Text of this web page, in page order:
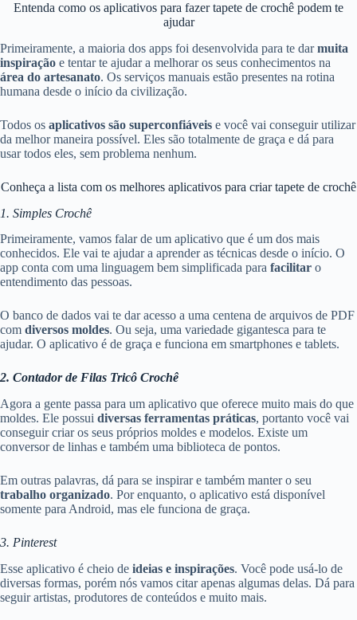
Entenda como os aplicativos para fazer tapete de crochê podem te
ajudar
Primeiramente, a maioria dos apps foi desenvolvida para te darmuita
inspiração e tentar te ajudar a melhorar os seus conhecimentos na
área do artesanato. Os serviços manuais estão presentes na rotina
humana desde o início da civilização.
Todos os aplicativos são superconfiáveis e você vai conseguir utilizar
da melhor maneira possível. Eles são totalmente de graça e dá para
usar todos eles, sem problema nenhum.
Conheça a lista com os melhores aplicativos para criar tapete de crochê
1. Simples Crochê
Primeiramente, vamos falar de um aplicativo que é um dos mais
conhecidos. Ele vai te ajudar a aprender as técnicas desde o início. O
app conta com uma linguagem bem simplificada para facilitar o
entendimento das pessoas.
O banco de dados vai te dar acesso a uma centena de arquivos de PDF
com diversos moldes. Ou seja, uma variedade gigantesca para te
ajudar. O aplicativo é de graça e funciona em smartphones e tablets.
2. Contador de Filas Tricô Crochê
Agora a gente passa para um aplicativo que oferece muito mais do que
moldes. Ele possui diversas ferramentas práticas, portanto você vai
conseguir criar os seus próprios moldes e modelos. Existe um
conversor de linhas e também uma biblioteca de pontos.
Em outras palavras, dá para se inspirar e também manter o seu
trabalho organizado. Por enquanto, o aplicativo está disponível
somente para Android, mas ele funciona de graça.
3. Pinterest
Esse aplicativo é cheio de ideias e inspirações. Você pode usá-lo de
diversas formas, porém nós vamos citar apenas algumas delas. Dá para
seguir artistas, produtores de conteúdos e muito mais.